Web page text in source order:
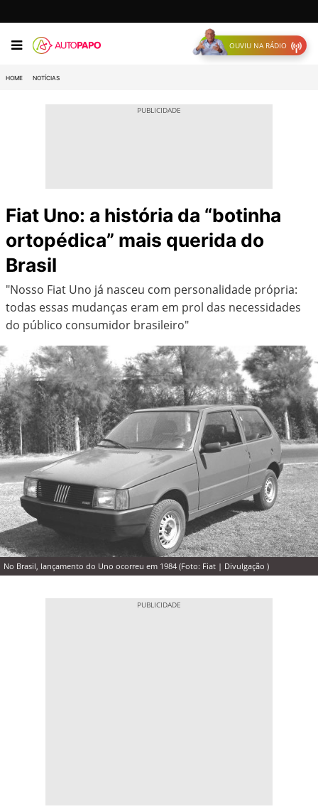
OUVIU NA RÁDIO
HOME NOTÍCIAS
Fiat Uno: a história da “botinha
ortopédica” mais querida do
Brasil
"Nosso Fiat Uno já nasceu com personalidade própria:
todas essas mudanças eram em prol das necessidades
do público consumidor brasileiro"
No Brasil, lançamento do Uno ocorreu em 1984 (Foto: Fiat | Divulgação )